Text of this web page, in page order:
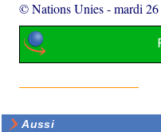
© Nations Unies-mardi
Aussi